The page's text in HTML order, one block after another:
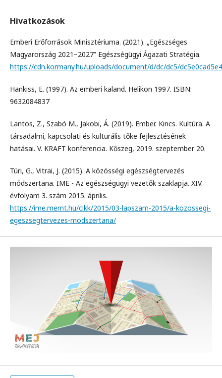
Hivatkozások
Emberi Erőforrások Minisztériuma. (2021). „Egészséges
Magyarország 2021−2027” Egészségügyi Ágazati Stratégia.
https://cdn.kormany.hu/uploads/document/d/dc/dc5/
Hankiss, E. (1997). Az emberi kaland. Helikon 1997. ISBN:
9632084837
Lantos, Z., Szabó M., Jakobi, Á. (2019). Ember. Kincs. Kultúra. A
társadalmi, kapcsolati és kulturális tőke fejlesztésének
hatásai. V. KRAFT konferencia. Kőszeg, 2019. szeptember 20.
Túri, G., Vitrai, J. (2015). A közösségi egészségtervezés
módszertana. IME - Az egészségügyi vezetők szaklapja. XIV.
évfolyam 3. szám 2015. április.
https://ime.memt.hu/cikk/2015/03-lapszam-2015/a-kozossegi-
egeszsegtervezes-modszertana/